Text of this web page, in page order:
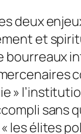
deux
et
bourreaux
»
sans
les élites